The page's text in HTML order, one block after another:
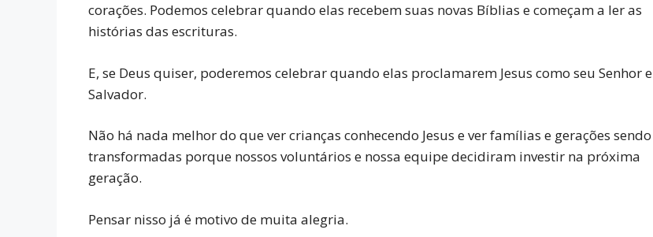
corações. Podemos celebrar quando elas recebem suas novas Bíblias e começam a ler as
histórias das escrituras.
E, se Deus quiser, poderemos celebrar quando elas proclamarem Jesus como seu Senhor e
Salvador.
Não há nada melhor do que ver crianças conhecendo Jesus e ver famílias e gerações sendo
transformadas porque nossos voluntários e nossa equipe decidiram investir na próxima
geração.
Pensar nisso já é motivo de muita alegria.